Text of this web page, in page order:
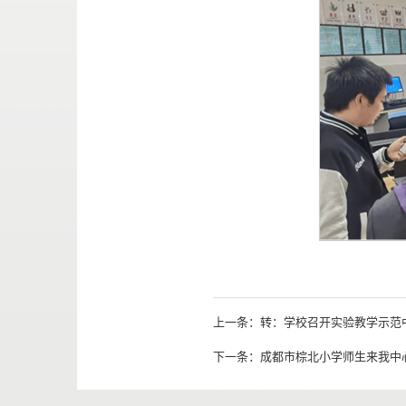
上一条： 转：学校召开实验教学示
下一条： 成都市棕北小学师生来我